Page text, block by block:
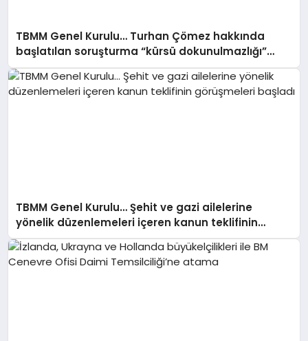
TBMM Genel Kurulu… Turhan Çömez hakkında
başlatılan soruşturma “kürsü dokunulmazlığı”
tartışmasına neden oldu
TBMM Genel Kurulu… Şehit ve gazi ailelerine
yönelik düzenlemeleri içeren kanun teklifinin
görüşmeleri başladı